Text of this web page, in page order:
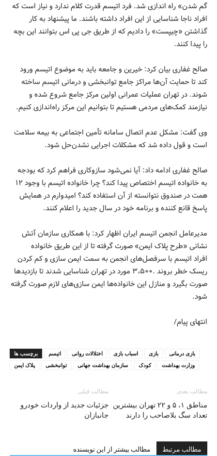
گم شدن» راه اندازی شد. فرد اتیسم قدرت کلام ندارد و نیاز است که
افراد ناجا شناسایی از این افراد داشته باشند. ما پیشنهاد به کار
گذاشتن «چیپست» را دادیم که از طریق جی پی اس بتوانند این بچه
را پیدا کنند.
صالح غفاری بیان کرد: خیرین و جامعه باید به موضوع اتیسم ورود
کند تا حمایت آن‌ها مراکز جامع توانبخشی و درمانی اتیسم ساخته
شوند. در تهران عملیات عمرانی اولین مرکز جامع شروع شده و
نیازمند کمک‌های مردمی هستیم تا بتوانیم این مرکز راه‌اندازی کنیم.
وی گفت: مشکل عدم اتصال سامانه تأمین اجتماعی به بیمه سلامت
است و قول داده شد که مشکلات اجرایی نشدن‌حل شود.
صالح غفاری ادامه داد: آیا نمی‌شود سازوکاری فراهم کرد که بودجه
به خانواده اتیسم اختصاص پیدا کند؟ چرا خانواده اتیسم با وجود ۱۲
همت در صندوق نتوانسته از آن استفاده کند؟ امیدوارم در همایش
پاسخ قانع کننده و برنامه خود در سال جدید را اعلام کنند.
مدیرعامل انجمن اتیسم ایران اظهار کرد: با همکاری سازمان آتش
نشانی «طرح پلاک ایمن» صورت گرفته تا از این طریق خانواده
افراد اتیسم با سرفصل‌های انجمن به سمت ایمن سازی و کم کردن
ریسک خطر بروند .۳،۵۰۰ مورد در تهران شناسایی شدند تا بازدیدها
صورت بگیرد و منازل این خانواده‌ها ایمن سازی‌های لازم صورت گرفته
شود.
انتهای پیام/
برچسب ها اتیسم اختلالات روانی اسباب بازی بازی
بازی درمانی
پلاک ایمن
توانبخشی سازمان بهداشت جهانی کودک وزارت بهداشت
مطالب قبلی
جزئیات جدید از واردات خودرو
جانبازان
مطالب بعدی
مناطق ۱، ۵ و ۲۲ تهران بیشترین
تعداد سگ بلاصاحب را دارند
مطالب مرتبط مطالب بیشتر از این نویسنده